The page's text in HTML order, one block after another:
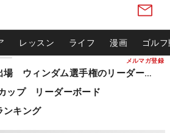
メルマガ登録
レッスン ライフ 漫画 ゴル
松山英樹ら出場 ウィンダム選手権のリーダーボード
ップ リーダーボード
ンキング